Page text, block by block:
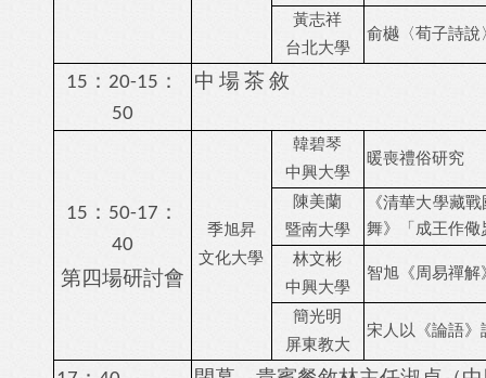
黃志祥
台北大學
俞樾〈荀子詩說
15 ： 20-15 ：
50
中 場茶敘
15 ： 50-17 ：
40
第四場研討會
季旭昇
文化大學
韓碧琴
中興大學
暖喪禮俗研究
陳美蘭
暨南大學
《清華大學藏
舞》「成王作儆
林文彬
中興大學
智旭《周易禪解
簡光明
屏東教大
宋人以《論語》